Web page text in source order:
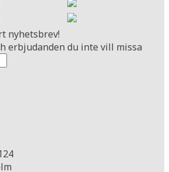
nyhetsbrev!
erbjudanden du inte vill missa